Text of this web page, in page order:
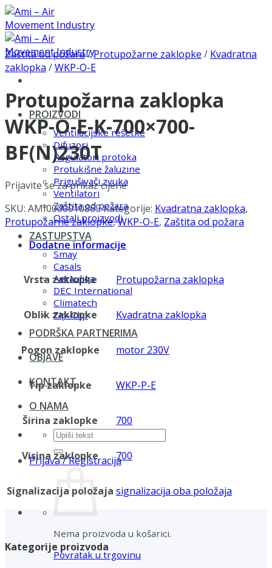
Skip
to
content
PROIZVODI
Ventilacijske rešetke
Difuzori
Regulatori protoka
Protukišne žaluzine
Prigušivači zvuka
Ventilatori
Zaštita od požara
Ostali proizvodi
ZASTUPSTVA
Smay
Casals
Aerauliqa
DEC International
Climatech
Zip-Clip
PODRŠKA PARTNERIMA
OBJAVE
KONTAKT
O NAMA
Pretraži:
Prijava / Registracija
Nema proizvoda u košarici.
Povratak u trgovinu
Zaštita od požara/Protupožarne zaklopke / Kvadratna
zaklopka /WKP-O-E
Protupožarna zaklopka
WKP-O-E-K-700×700-
BF(N)230T
Prijavite se za prikaz cijene
SKU: AMI0000010865Kategorije: Kvadratna zaklopka,
Protupožarne zaklopke,WKP-O-E, Zaštita od požara
Dodatne informacije
Vrsta zaklopke Protupožarna zaklopka
Oblik zaklopke Kvadratna zaklopka
Pogon zaklopke motor 230V
Tip zaklopke WKP-P-E
Širina zaklopke 700
Visina zaklopke 700
Signalizacija položaja signalizacija oba položaja
Kategorije proizvoda